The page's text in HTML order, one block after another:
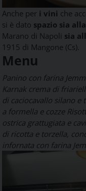
Anche per i vini che
si è dato spazio sia
Marano di Napoli sia
1915 di Mangone (Cs).
Menu
Panino con farina
Karnak crema di
di caciocavallo silano e
a formella e cozze
ostrica grattugiata e
di ricotta e torzella,
infornata con farina